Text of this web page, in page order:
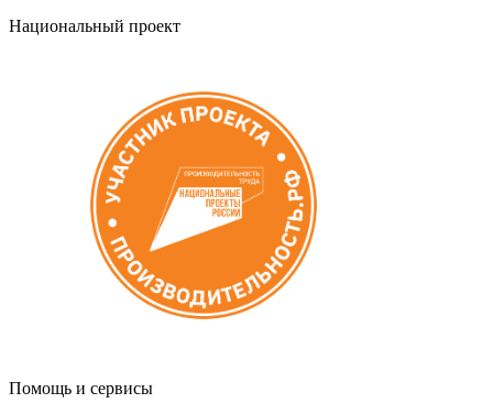
Национальный проект
Помощь и сервисы